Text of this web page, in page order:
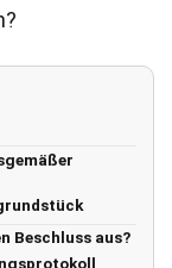
Beschluss aus?